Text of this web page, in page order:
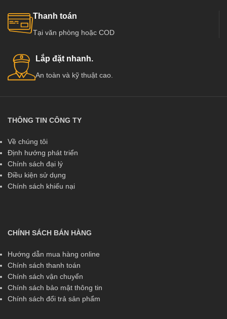
Thanh toán
Tại văn phòng hoặc COD
Lắp đặt nhanh.
An toàn và kỹ thuật cao.
THÔNG TIN CÔNG TY
Về chúng tôi
Định hướng phát triển
Chính sách đại lý
Điều kiện sử dụng
Chính sách khiếu nại
CHÍNH SÁCH BÁN HÀNG
Hướng dẫn mua hàng online
Chính sách thanh toán
Chính sách vận chuyển
Chính sách bảo mật thông tin
Chính sách đổi trả sản phẩm